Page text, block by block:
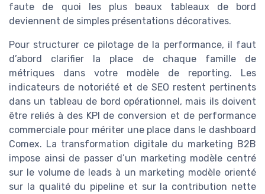
faute de quoi les plus beaux tableaux de bord
deviennent de simples présentations décoratives.
Pour structurer ce pilotage de la performance, il faut
d’abord clarifier la place de chaque famille de
métriques dans votre modèle de reporting. Les
indicateurs de notoriété et de SEO restent pertinents
dans un tableau de bord opérationnel, mais ils doivent
être reliés à des KPI de conversion et de performance
commerciale pour mériter une place dans le dashboard
Comex. La transformation digitale du marketing B2B
impose ainsi de passer d’un marketing modèle centré
sur le volume de leads à un marketing modèle orienté
sur la qualité du pipeline et sur la contribution nette